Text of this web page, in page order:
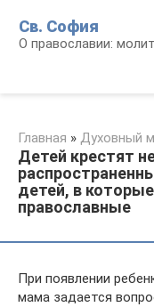
контенту
Св. София
О православии:
Главная » Духовный
Детей крестят
детей, в
православные
При появлении
мама задается